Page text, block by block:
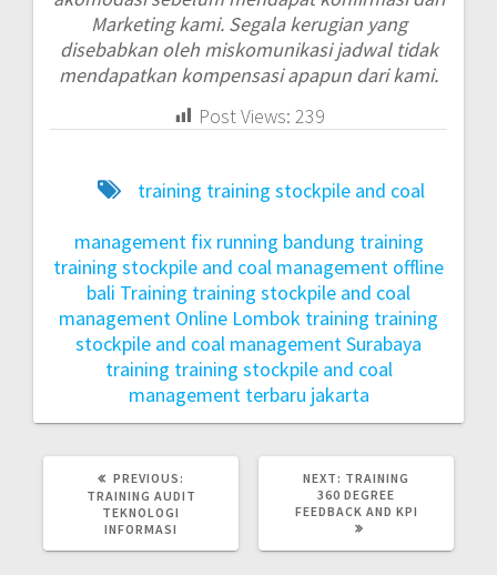
Marketing kami. Segala kerugian yang
disebabkan oleh miskomunikasi jadwal tidak
mendapatkan kompensasi apapun dari kami.
Post Views: 239
training training stockpile and coal
management fix running bandung training
training stockpile and coal management offline
bali Training training stockpile and coal
management Online Lombok training training
stockpile and coal management Surabaya
training training stockpile and coal
management terbaru jakarta
PREVIOUS:
TRAINING AUDIT
TEKNOLOGI
INFORMASI
NEXT: TRAINING
360 DEGREE
FEEDBACK AND KPI